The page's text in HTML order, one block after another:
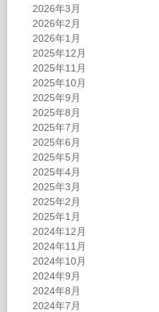
2026年3月
2026年2月
2026年1月
2025年12月
2025年11月
2025年10月
2025年9月
2025年8月
2025年7月
2025年6月
2025年5月
2025年4月
2025年3月
2025年2月
2025年1月
2024年12月
2024年11月
2024年10月
2024年9月
2024年8月
2024年7月